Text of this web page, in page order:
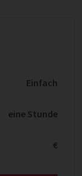
Einfach
eine Stunde
€